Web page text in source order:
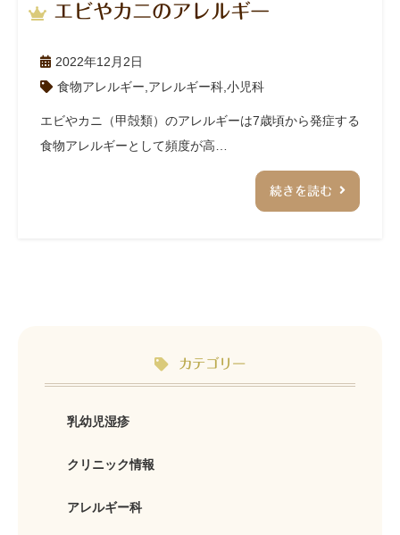
エビやカニのアレルギー
2022年12月2日
食物アレルギー アレルギー科 小児科
エビやカニ（甲殻類）のアレルギーは7歳頃から発症する
食物アレルギーとして頻度が高…
続きを読む
カテゴリー
乳幼児湿疹
クリニック情報
アレルギー科